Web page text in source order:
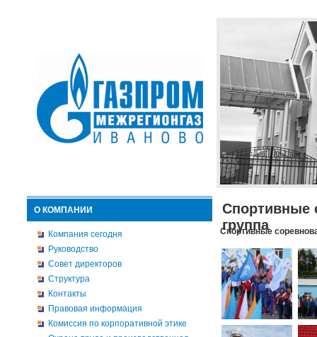
О КОМПАНИИ
Компания сегодня
Руководство
Совет директоров
Структура
Контакты
Правовая информация
Комиссия по корпоративной этике
Спортивные
группа
Спортивные